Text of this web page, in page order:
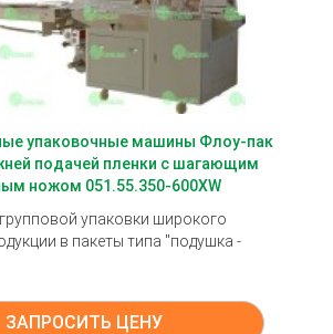
упаковочные машины Флоу-пак
подачей пленки с шагающим
ножом 051.55.350-600XW
упаковки широкого
в пакеты типа "подушка -
ЗАПРОСИТЬ ЦЕНУ